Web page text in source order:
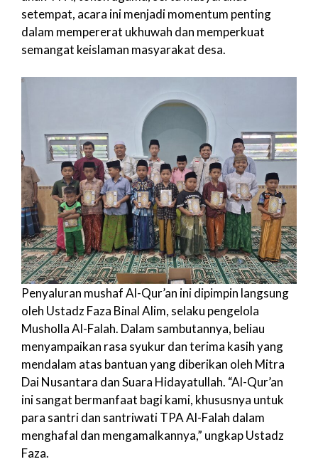
setempat, acara ini menjadi momentum penting
dalam mempererat ukhuwah dan memperkuat
semangat keislaman masyarakat desa.
Penyaluran mushaf Al-Qur’an ini dipimpin langsung
oleh Ustadz Faza Binal Alim, selaku pengelola
Musholla Al-Falah. Dalam sambutannya, beliau
menyampaikan rasa syukur dan terima kasih yang
mendalam atas bantuan yang diberikan oleh Mitra
Dai Nusantara dan Suara Hidayatullah. “Al-Qur’an
ini sangat bermanfaat bagi kami, khususnya untuk
para santri dan santriwati TPA Al-Falah dalam
menghafal dan mengamalkannya,” ungkap Ustadz
Faza.